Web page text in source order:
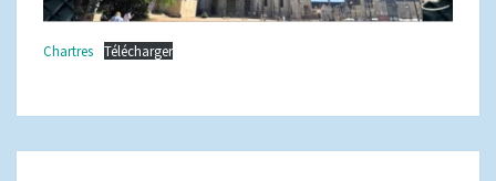
Chartres Télécharger